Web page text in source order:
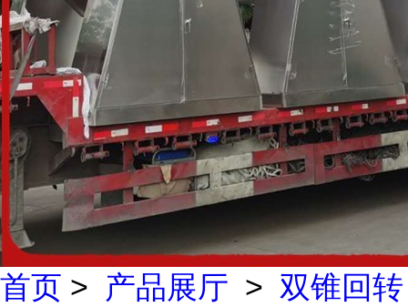
首页 > 产品展厅 > 双锥回转